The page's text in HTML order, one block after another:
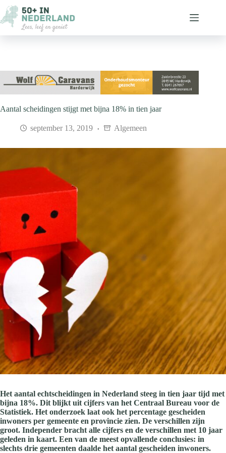
naar
de
inhoud
Aantal scheidingen stijgt met bijna 18% in tien jaar
september 13, 2019 Algemeen
Het aantal echtscheidingen in Nederland steeg in tien jaar tijd met
bijna 18%. Dit blijkt uit cijfers van het Centraal Bureau voor de
Statistiek. Het onderzoek laat ook het percentage gescheiden
inwoners per gemeente en provincie zien. De verschillen zijn
groot. Independer bracht alle cijfers en de verschillen met 10 jaar
geleden in kaart. Een van de meest opvallende conclusies: in
slechts drie gemeenten daalde het aantal gescheiden inwoners.